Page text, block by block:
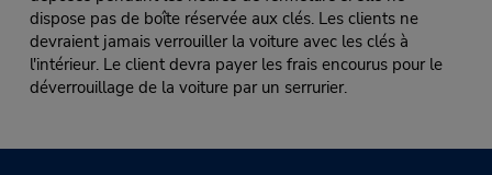
dispose pas de boîte réservée aux clés. Les clients ne
devraient jamais verrouiller la voiture avec les clés à
l'intérieur. Le client devra payer les frais encourus pour le
déverrouillage de la voiture par un serrurier.